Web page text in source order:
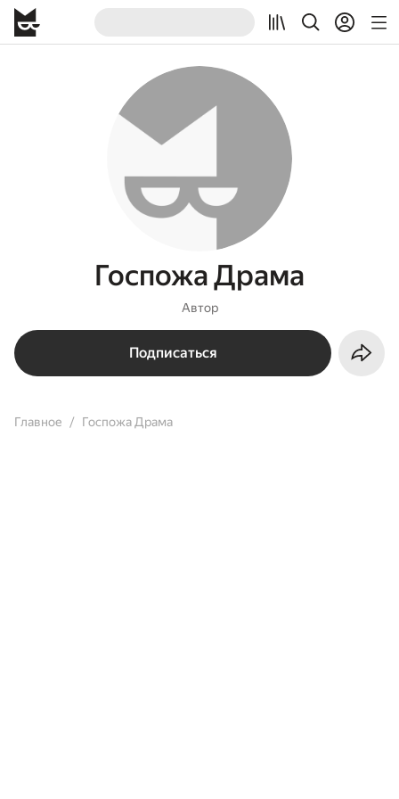
Госпожа Драма
Автор
Подписаться
Главное Госпожа Драма